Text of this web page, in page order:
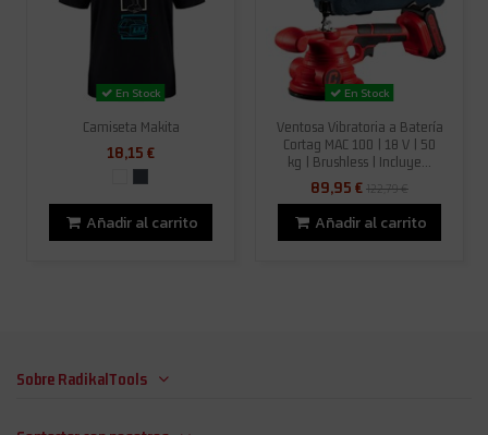
En Stock
Camiseta Makita
18,15 €
Añadir al carrito
En Stock
Ventosa Vibratoria a Batería
Cortag MAC 100 | 18 V | 50
kg | Brushless | Incluye...
89,95 €122,79 €
Añadir al carrito
Sobre RadikalTools